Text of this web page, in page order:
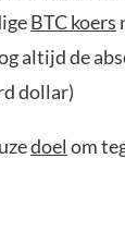
BTC koers
altijd de
dollar)
doel om